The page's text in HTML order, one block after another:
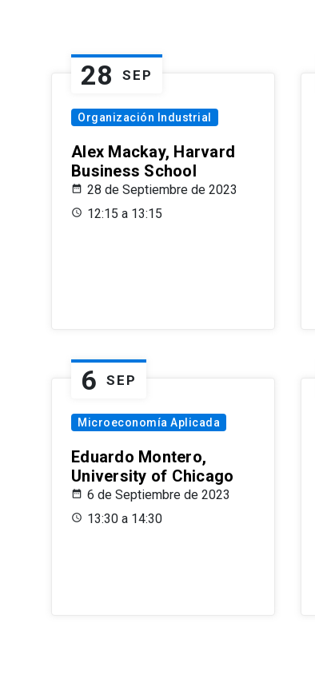
28 SEP
Organización Industrial
Alex Mackay, Harvard
Business School
28 de Septiembre de 2023
12:15 a 13:15
6 SEP
Microeconomía Aplicada
Eduardo Montero,
University of Chicago
6 de Septiembre de 2023
13:30 a 14:30